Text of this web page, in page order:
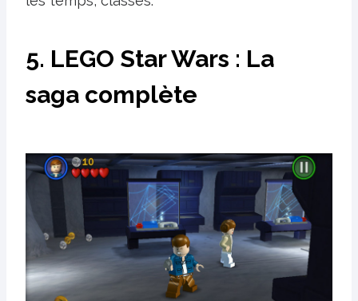
5. LEGO Star Wars : La
saga complète